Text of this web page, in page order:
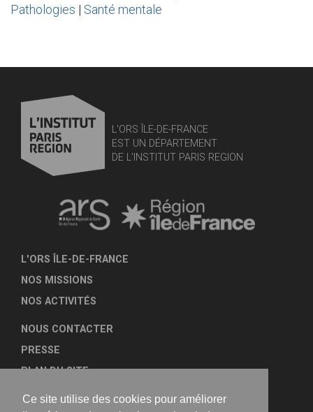
Ce site utilise des cookies pour améliorer
Pathologies | Santé mentale
L'ORS ÎLE-DE-FRANCE
EST UN DÉPARTEMENT
DE L'INSTITUT PARIS REGION
L'ORS ÎLE-DE-FRANCE
NOS MISSIONS
NOS ACTIVITÉS
NOUS CONTACTER
PRESSE
PLAN DU SITE
MENTIONS LÉGALES